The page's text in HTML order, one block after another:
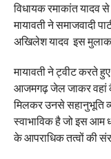
विधायक रमाकांत यादव
मायावती ने समाजवादी
अखिलेश यादव इस
मायावती ने ट्वीट करते हुए
आजमगढ़ जेल जाकर वहां
मिलकर उनसे सहानुभूति
स्वाभाविक है जो इस आम
के आपराधिक तत्वों की